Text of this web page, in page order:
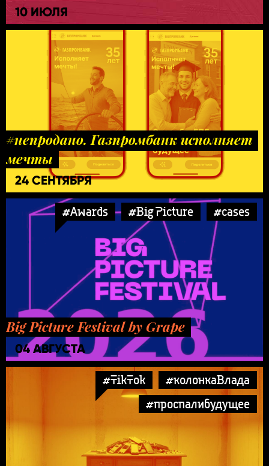
10 ИЮЛЯ
#непродано. Газпромбанк исполняет
мечты
24 СЕНТЯБРЯ
#Awards #Big Picture #cases
Big Picture Festival by Grape
04 АВГУСТА
#TikTok
#колонкаВлада
#проспалибудущее